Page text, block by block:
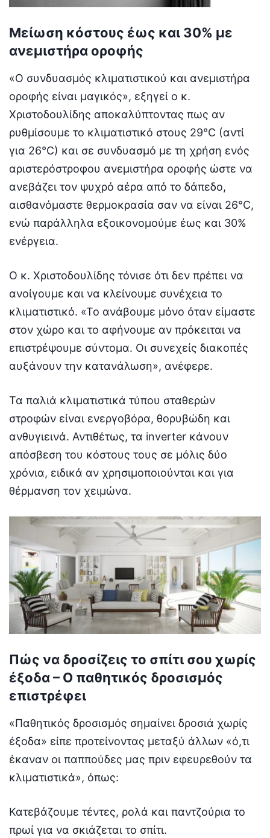
Μείωση κόστους έως και 30% με
ανεμιστήρα οροφής
«Ο συνδυασμός κλιματιστικού και ανεμιστήρα
οροφής είναι μαγικός», εξηγεί ο κ.
Χριστοδουλίδης αποκαλύπτοντας πως αν
ρυθμίσουμε το κλιματιστικό στους 29°C (αντί
για 26°C) και σε συνδυασμό με τη χρήση ενός
αριστερόστροφου ανεμιστήρα οροφής ώστε να
ανεβάζει τον ψυχρό αέρα από το δάπεδο,
αισθανόμαστε θερμοκρασία σαν να είναι 26°C,
ενώ παράλληλα εξοικονομούμε έως και 30%
ενέργεια.
Ο κ. Χριστοδουλίδης τόνισε ότι δεν πρέπει να
ανοίγουμε και να κλείνουμε συνέχεια το
κλιματιστικό. «Το ανάβουμε μόνο όταν είμαστε
στον χώρο και το αφήνουμε αν πρόκειται να
επιστρέψουμε σύντομα. Οι συνεχείς διακοπές
αυξάνουν την κατανάλωση», ανέφερε.
Τα παλιά κλιματιστικά τύπου σταθερών
στροφών είναι ενεργοβόρα, θορυβώδη και
ανθυγιεινά. Αντιθέτως, τα inverter κάνουν
απόσβεση του κόστους τους σε μόλις δύο
χρόνια, ειδικά αν χρησιμοποιούνται και για
θέρμανση τον χειμώνα.
Πώς να δροσίζεις το σπίτι σου χωρίς
έξοδα – Ο παθητικός δροσισμός
επιστρέφει
«Παθητικός δροσισμός σημαίνει δροσιά χωρίς
έξοδα» είπε προτείνοντας μεταξύ άλλων «ό,τι
έκαναν οι παππούδες μας πριν εφευρεθούν τα
κλιματιστικά», όπως:
Κατεβάζουμε τέντες, ρολά και παντζούρια το
πρωί για να σκιάζεται το σπίτι.